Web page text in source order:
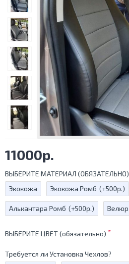
11000р.
ВЫБЕРИТЕ МАТЕРИАЛ (ОБЯЗАТЕЛЬНО)
Экокожа
Экокожа Ромб (+500р.)
Алькантара Ромб (+500р.) Велюр
ВЫБЕРИТЕ ЦВЕТ (обязательно)
Требуется ли Установка Чехлов?